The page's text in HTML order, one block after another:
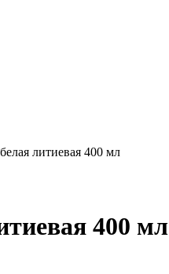
литиевая 400 мл
400 мл